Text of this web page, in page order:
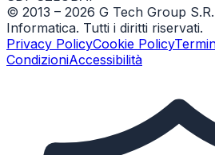
© 2013 – 2026 G Tech Group
Informatica. Tutti i diritti riservati.
Privacy PolicyCookie Policy
CondizioniAccessibilità